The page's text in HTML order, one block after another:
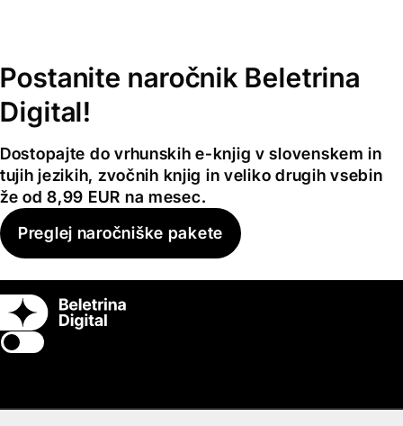
Postanite naročnik Beletrina
Digital!
Dostopajte do vrhunskih e-knjig v slovenskem in
tujih jezikih, zvočnih knjig in veliko drugih vsebin
že od 8,99 EUR na mesec.
Preglej naročniške pakete
Switch theme